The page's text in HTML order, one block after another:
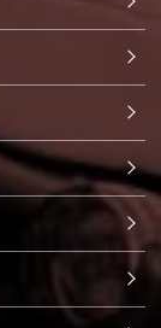
、セキュリ
・削除など
とを確認の